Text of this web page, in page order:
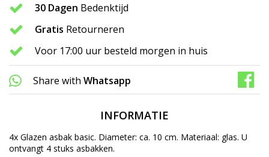
30 Dagen Bedenktijd
Gratis Retourneren
Voor 17:00 uur besteld morgen in huis
Share with Whatsapp
INFORMATIE
4x Glazen asbak basic. Diameter: ca. 10 cm. Materiaal: glas. U
ontvangt 4 stuks asbakken.